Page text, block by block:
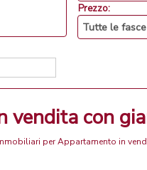
Prezzo:
vendita con
per Appartamento in